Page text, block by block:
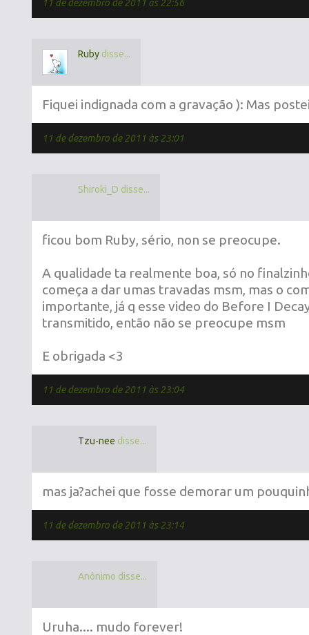
11 de dezembro de 2011 às 22:56
Ruby disse...
Fiquei indignada com a gravação ): Mas
11 de dezembro de 2011 às 23:01
Shiroki_D disse...
ficou bom Ruby, sério, non se preocupe.
A qualidade ta realmente boa, só no
começa a dar umas travadas msm, mas o
importante, já q esse video do Before I
transmitido, então não se preocupe msm
E obrigada <3
11 de dezembro de 2011 às 23:04
Tzu-nee disse...
mas ja?achei que fosse demorar um
11 de dezembro de 2011 às 23:14
Anônimo disse...
Uruha.... mudo forever!